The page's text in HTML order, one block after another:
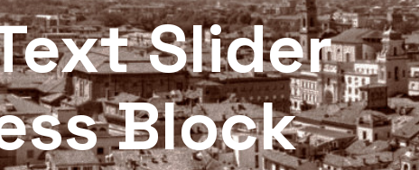
Slider
Block